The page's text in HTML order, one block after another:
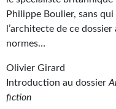
Revue de presse
Récompenses
Newsletter
Le Bélial' sur Youtube
Philippe Boulier, sans
l’architecte de ce
normes…
Olivier Girard
Introduction au dossier
fiction